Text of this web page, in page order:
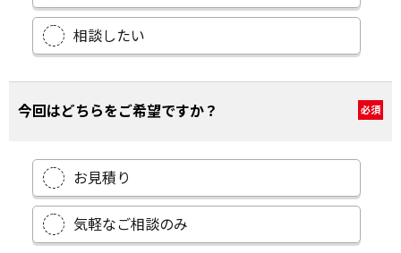
相談したい
今回はどちらをご希望ですか？ 必須
お見積り
気軽なご相談のみ